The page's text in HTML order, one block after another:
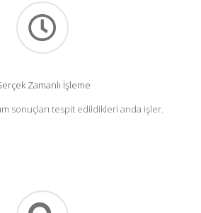
Zamanlı İşleme
sonuçları tespit edildikleri anda işler.